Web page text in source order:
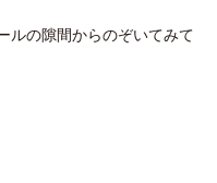
ルの隙間からのぞいてみて